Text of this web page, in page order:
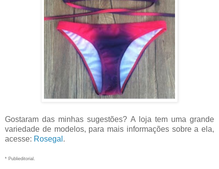
Gostaram das minhas sugestões? A loja tem uma grande
variedade de modelos, para mais informações sobre a ela,
acesse: Rosegal .
* Publieditorial.